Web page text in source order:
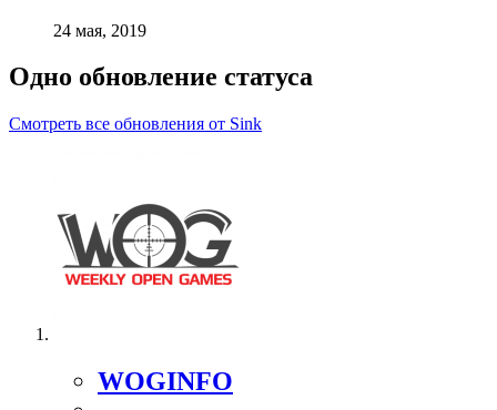
24 мая, 2019
Одно обновление статуса
Смотреть все обновления от Sink
WOGINFO